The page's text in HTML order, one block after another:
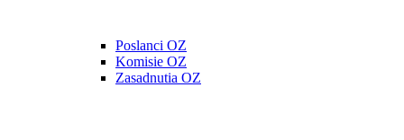
Poslanci OZ
Komisie OZ
Zasadnutia OZ